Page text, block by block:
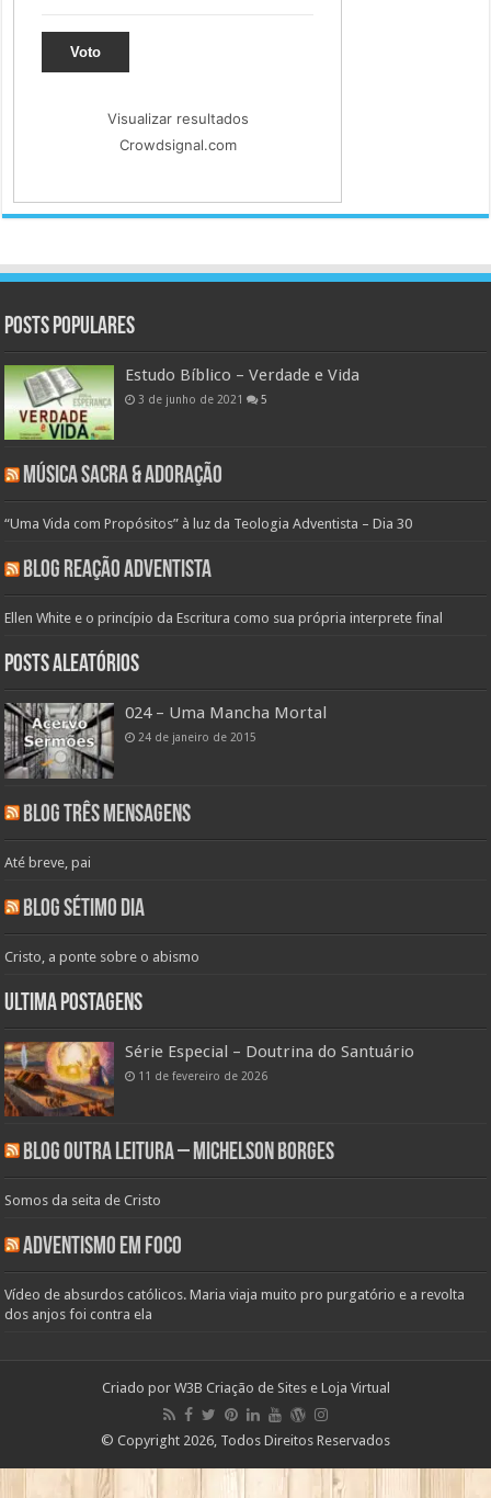
Voto
Visualizar resultados
Crowdsignal.com
Posts populares
Estudo Bíblico – Verdade e Vida
3 de junho de 2021 5
Música Sacra & Adoração
“Uma Vida com Propósitos” à luz da Teologia Adventista – Dia 30
Blog Reação Adventista
Ellen White e o princípio da Escritura como sua própria interprete final
Posts aleatórios
024 – Uma Mancha Mortal
24 de janeiro de 2015
Blog Três Mensagens
Até breve, pai
Blog Sétimo Dia
Cristo, a ponte sobre o abismo
Ultima Postagens
Série Especial – Doutrina do Santuário
11 de fevereiro de 2026
Blog Outra Leitura – Michelson Borges
Somos da seita de Cristo
Adventismo em Foco
Vídeo de absurdos católicos. Maria viaja muito pro purgatório e a revolta
dos anjos foi contra ela
Criado por W3B Criação de Sites e Loja Virtual
© Copyright 2026, Todos Direitos Reservados